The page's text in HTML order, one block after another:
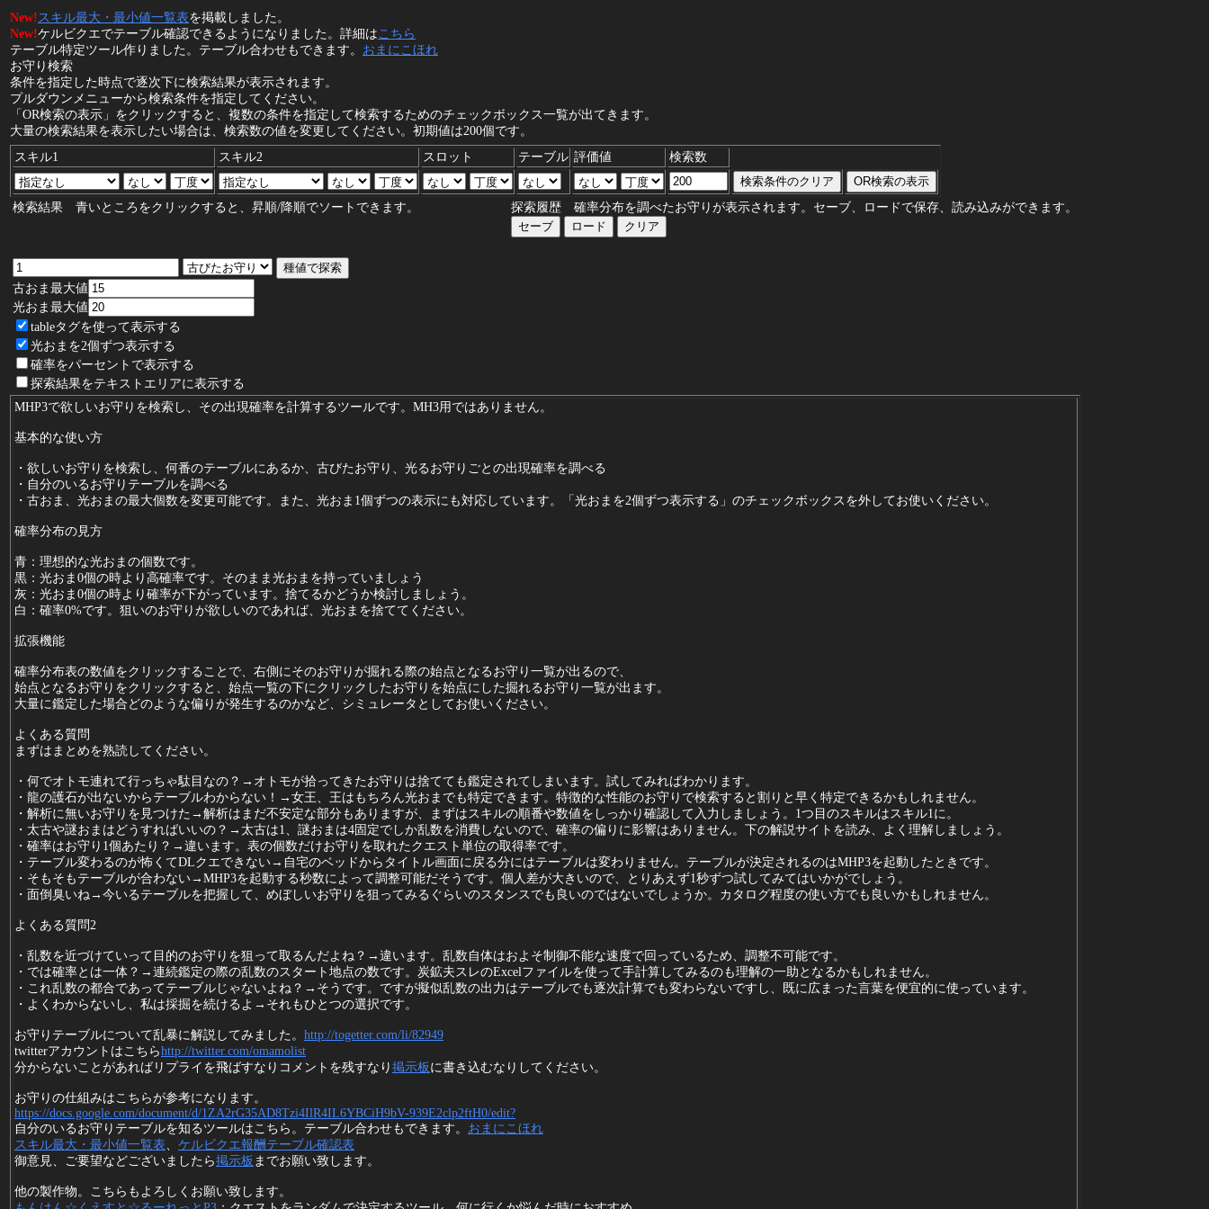
New!スキル最大・最小値一覧表を掲載しました。
New!ケルビクエでテーブル確認できるようになりました。詳細はこちら
テーブル特定ツール作りました。テーブル合わせもできます。 おまにこほれ
お守り検索
条件を指定した時点で逐次下に検索結果が表示されます。
プルダウンメニューから検索条件を指定してください。
「OR検索の表示」をクリックすると、複数の条件を指定して検索するためのチェックボックス一覧が出てきます。
大量の検索結果を表示したい場合は、検索数の値を変更してください。初期値は200個です。
スキル1
スキル2 スロット テーブル 評価値 検索数
検索結果 青いところをクリックすると、昇順/降順でソートできます。 探索履歴 確率分布を調べたお守りが表示されます。セーブ、ロードで保存、読み込みができます。
古おま最大値
光おま最大値
tableタグを使って表示する
光おまを2個ずつ表示する
確率をパーセントで表示する
探索結果をテキストエリアに表示する
MHP3で欲しいお守りを検索し、その出現確率を計算するツールです。MH3用ではありません。
基本的な使い方
・欲しいお守りを検索し、何番のテーブルにあるか、古びたお守り、光るお守りごとの出現確率を調べる
・自分のいるお守りテーブルを調べる
・古おま、光おまの最大個数を変更可能です。また、光おま1個ずつの表示にも対応しています。「光おまを2個ずつ表示する」のチェックボックスを外してお使いください。
確率分布の見方
青：理想的な光おまの個数です。
黒：光おま0個の時より高確率です。そのまま光おまを持っていましょう
灰：光おま0個の時より確率が下がっています。捨てるかどうか検討しましょう。
白：確率0%です。狙いのお守りが欲しいのであれば、光おまを捨ててください。
拡張機能
確率分布表の数値をクリックすることで、右側にそのお守りが掘れる際の始点となるお守り一覧が出るので、
始点となるお守りをクリックすると、始点一覧の下にクリックしたお守りを始点にした掘れるお守り一覧が出ます。
大量に鑑定した場合どのような偏りが発生するのかなど、シミュレータとしてお使いください。
よくある質問
まずはまとめを熟読してください。
・何でオトモ連れて行っちゃ駄目なの？→オトモが拾ってきたお守りは捨てても鑑定されてしまいます。試してみればわかります。
・龍の護石が出ないからテーブルわからない！→女王、王はもちろん光おまでも特定できます。特徴的な性能のお守りで検索すると割りと早く特定できるかもしれません。
・解析に無いお守りを見つけた→解析はまだ不安定な部分もありますが、まずはスキルの順番や数値をしっかり確認して入力しましょう。1つ目のスキルはスキル1に。
・太古や謎おまはどうすればいいの？→太古は1、謎おまは4固定でしか乱数を消費しないので、確率の偏りに影響はありません。下の解説サイトを読み、よく理解しましょう。
・確率はお守り1個あたり？→違います。表の個数だけお守りを取れたクエスト単位の取得率です。
・テーブル変わるのが怖くてDLクエできない→自宅のベッドからタイトル画面に戻る分にはテーブルは変わりません。テーブルが決定されるのはMHP3を起動したときです。
・そもそもテーブルが合わない→MHP3を起動する秒数によって調整可能だそうです。個人差が大きいので、とりあえず1秒ずつ試してみてはいかがでしょう。
・面倒臭いね→今いるテーブルを把握して、めぼしいお守りを狙ってみるぐらいのスタンスでも良いのではないでしょうか。カタログ程度の使い方でも良いかもしれません。
よくある質問2
・乱数を近づけていって目的のお守りを狙って取るんだよね？→違います。乱数自体はおよそ制御不能な速度で回っているため、調整不可能です。
・では確率とは一体？→連続鑑定の際の乱数のスタート地点の数です。炭鉱夫スレのExcelファイルを使って手計算してみるのも理解の一助となるかもしれません。
・これ乱数の都合であってテーブルじゃないよね？→そうです。ですが擬似乱数の出力はテーブルでも逐次計算でも変わらないですし、既に広まった言葉を便宜的に使っています。
・よくわからないし、私は採掘を続けるよ→それもひとつの選択です。
お守りテーブルについて乱暴に解説してみました。 http://togetter.com/li/82949
twitterアカウントはこちらhttp://twitter.com/omamolist
分からないことがあればリプライを飛ばすなりコメントを残すなり 掲示板 に書き込むなりしてください。
お守りの仕組みはこちらが参考になります。
https://docs.google.com/document/d/1ZA2rG35AD8Tzi4IlR4IL6YBCiH9bV-939E2clp2ftH0/edit?
自分のいるお守りテーブルを知るツールはこちら。テーブル合わせもできます。 おまにこほれ
スキル最大・最小値一覧表、 ケルビクエ報酬テーブル確認表
御意見、ご要望などございましたら掲示板 までお願い致します。
他の製作物。こちらもよろしくお願い致します。